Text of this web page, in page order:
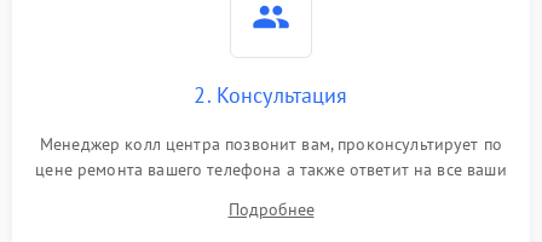
2. Консультация
Менеджер колл центра позвонит вам, проконсультирует по
цене ремонта вашего телефона а также ответит на все ваши
Подробнее